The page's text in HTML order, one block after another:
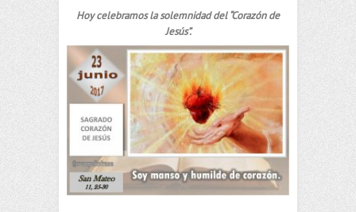
Hoy celebramos la solemnidad del “Corazón de
Jesús”.